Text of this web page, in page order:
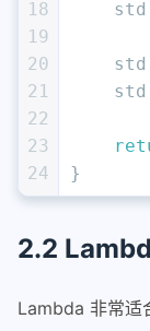
18
19
20
21
22
23
24
}
2.2
Lambda 非常适